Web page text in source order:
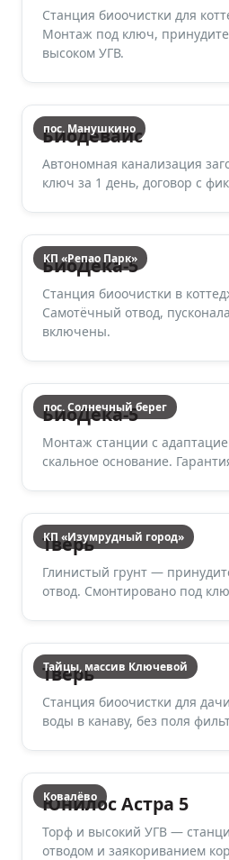
Станция биоочистки для
Монтаж под ключ,
высоком УГВ.
пос. Манушкино
Биодевайс
Автономная канализация
ключ за 1 день, договор с
КП «Репао Парк»
БиоДека-5
Станция биоочистки в
Самотёчный отвод,
включены.
пос. Солнечный берег
БиоДека-5
Монтаж станции с
скальное основание.
КП «Изумрудный город»
Тверь
Глинистый грунт —
отвод. Смонтировано под
Тайцы, массив Ключевой
Тверь
Станция биоочистки для
воды в канаву, без поля
Ковалёво
Юнилос Астра 5
Торф и высокий УГВ —
отводом и заякориванием